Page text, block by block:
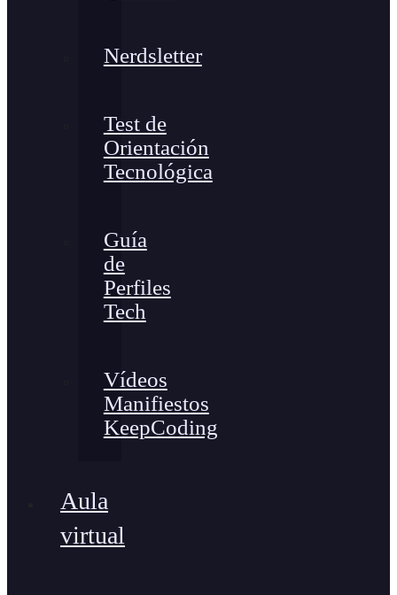
Nerdsletter
Test de
Orientación
Tecnológica
Guía
de
Perfiles
Tech
Vídeos
Manifiestos
KeepCoding
Aula
virtual